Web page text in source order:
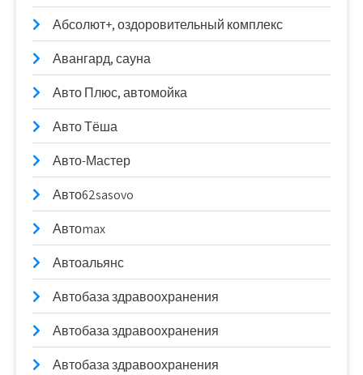
Абсолют+, оздоровительный комплекс
Авангард, сауна
Авто Плюс, автомойка
Авто Тёша
Авто-Мастер
Авто62sasovo
Автоmax
Автоальянс
Автобаза здравоохранения
Автобаза здравоохранения
Автобаза здравоохранения